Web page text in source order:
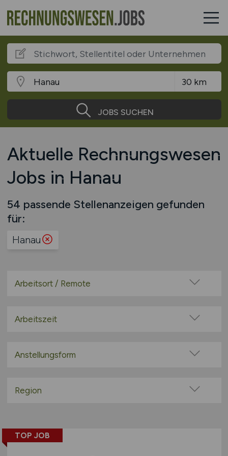
JOBS SUCHEN
Aktuelle Rechnungswesen
Jobs in Hanau
54 passende Stellenanzeigen gefunden
für:
Hanau
Arbeitsort / Remote
Home-Office möglich / Hybrid
Remote aus dem Ausland möglich
Arbeitszeit
Teilzeit
Anstellungsform
befristete Anstellung
Projektarbeit / Freelancer
Region
Berlin
TOP JOB